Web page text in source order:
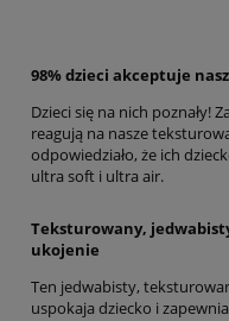
98% dzieci akceptuje
Dzieci się na nich poznały!
reagują na nasze
odpowiedziało, że ich
ultra soft i ultra air.
Teksturowany,
ukojenie
Ten jedwabisty,
uspokaja dziecko i